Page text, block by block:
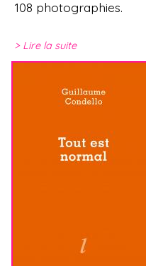
108 photographies.
Lire la suite